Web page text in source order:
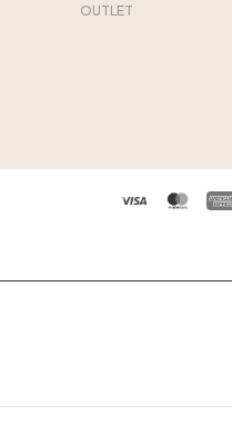
OUTLET